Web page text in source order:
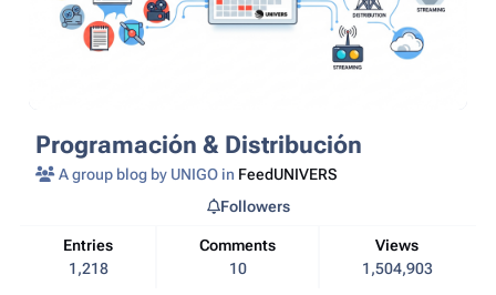
Programación & Distribución
A group blog by UNIGO in FeedUNIVERS
Entries
1,218
Comments
10
Views
1,504,903
Followers